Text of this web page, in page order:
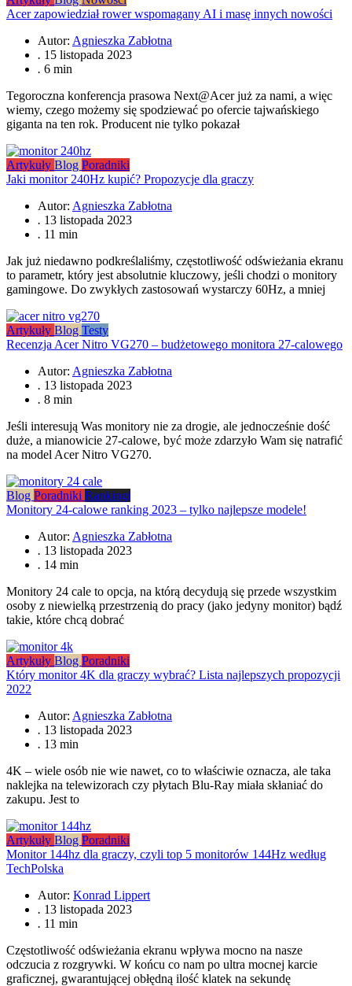
Acer zapowiedział rower wspomagany AI i masę innych nowości
Autor: Agnieszka Zabłotna
. 15 listopada 2023
. 6 min
Tegoroczna konferencja prasowa Next@Acer już za nami, a więc
wiemy, czego możemy się spodziewać po ofercie tajwańskiego
giganta na ten rok. Producent nie tylko pokazał
Artykuły Blog Poradniki
Jaki monitor 240Hz kupić? Propozycje dla graczy
Autor: Agnieszka Zabłotna
. 13 listopada 2023
. 11 min
Jak już niedawno podkreślaliśmy, częstotliwość odświeżania ekranu
to parametr, który jest absolutnie kluczowy, jeśli chodzi o monitory
gamingowe. Do zwykłych zastosowań wystarczy 60Hz, a mniej
Artykuły Blog Testy
Recenzja Acer Nitro VG270 – budżetowego monitora 27-calowego
Autor: Agnieszka Zabłotna
. 13 listopada 2023
. 8 min
Jeśli interesują Was monitory nie za drogie, ale jednocześnie dość
duże, a mianowicie 27-calowe, być może zdarzyło Wam się natrafić
na model Acer Nitro VG270.
Blog Poradniki Rankingi
Monitory 24-calowe ranking 2023 – tylko najlepsze modele!
Autor: Agnieszka Zabłotna
. 13 listopada 2023
. 14 min
Monitory 24 cale to opcja, na którą decydują się przede wszystkim
osoby z niewielką przestrzenią do pracy (jako jedyny monitor) bądź
takie, które chcą dobrać
Artykuły Blog Poradniki
Który monitor 4K dla graczy wybrać? Lista najlepszych propozycji
2022
Autor: Agnieszka Zabłotna
. 13 listopada 2023
. 13 min
4K – wiele osób nie wie nawet, co to właściwie oznacza, ale taka
naklejka na telewizorach czy płytach Blu-Ray miała skłaniać do
zakupu. Jest to
Artykuły Blog Poradniki
Monitor 144hz dla graczy, czyli top 5 monitorów 144Hz według
TechPolska
Autor: Konrad Lippert
. 13 listopada 2023
. 11 min
Częstotliwość odświeżania ekranu wpływa mocno na nasze
odczucia z rozgrywki. W końcu co nam po ultra mocnej karcie
graficznej, gwarantującej obłędną ilość klatek na sekundę